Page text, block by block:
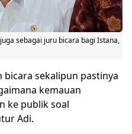
sebagai juru bicara bagi Istana,
bicara sekalipun pastinya
kemauan
ke publik soal
Adi.